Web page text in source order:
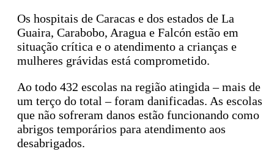
Os hospitais de Caracas e dos estados de La
Guaira, Carabobo, Aragua e Falcón estão em
situação crítica e o atendimento a crianças e
mulheres grávidas está comprometido.
Ao todo 432 escolas na região atingida – mais de
um terço do total – foram danificadas. As escolas
que não sofreram danos estão funcionando como
abrigos temporários para atendimento aos
desabrigados.